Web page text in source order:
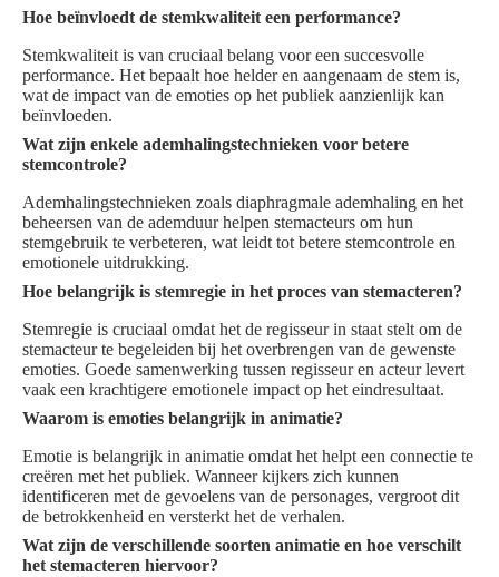
Hoe beïnvloedt de stemkwaliteit een performance?
Stemkwaliteit is van cruciaal belang voor een succesvolle
performance. Het bepaalt hoe helder en aangenaam de stem is,
wat de impact van de emoties op het publiek aanzienlijk kan
beïnvloeden.
Wat zijn enkele ademhalingstechnieken voor betere
stemcontrole?
Ademhalingstechnieken zoals diaphragmale ademhaling en het
beheersen van de ademduur helpen stemacteurs om hun
stemgebruik te verbeteren, wat leidt tot betere stemcontrole en
emotionele uitdrukking.
Hoe belangrijk is stemregie in het proces van stemacteren?
Stemregie is cruciaal omdat het de regisseur in staat stelt om de
stemacteur te begeleiden bij het overbrengen van de gewenste
emoties. Goede samenwerking tussen regisseur en acteur levert
vaak een krachtigere emotionele impact op het eindresultaat.
Waarom is emoties belangrijk in animatie?
Emotie is belangrijk in animatie omdat het helpt een connectie te
creëren met het publiek. Wanneer kijkers zich kunnen
identificeren met de gevoelens van de personages, vergroot dit
de betrokkenheid en versterkt het de verhalen.
Wat zijn de verschillende soorten animatie en hoe verschilt
het stemacteren hiervoor?